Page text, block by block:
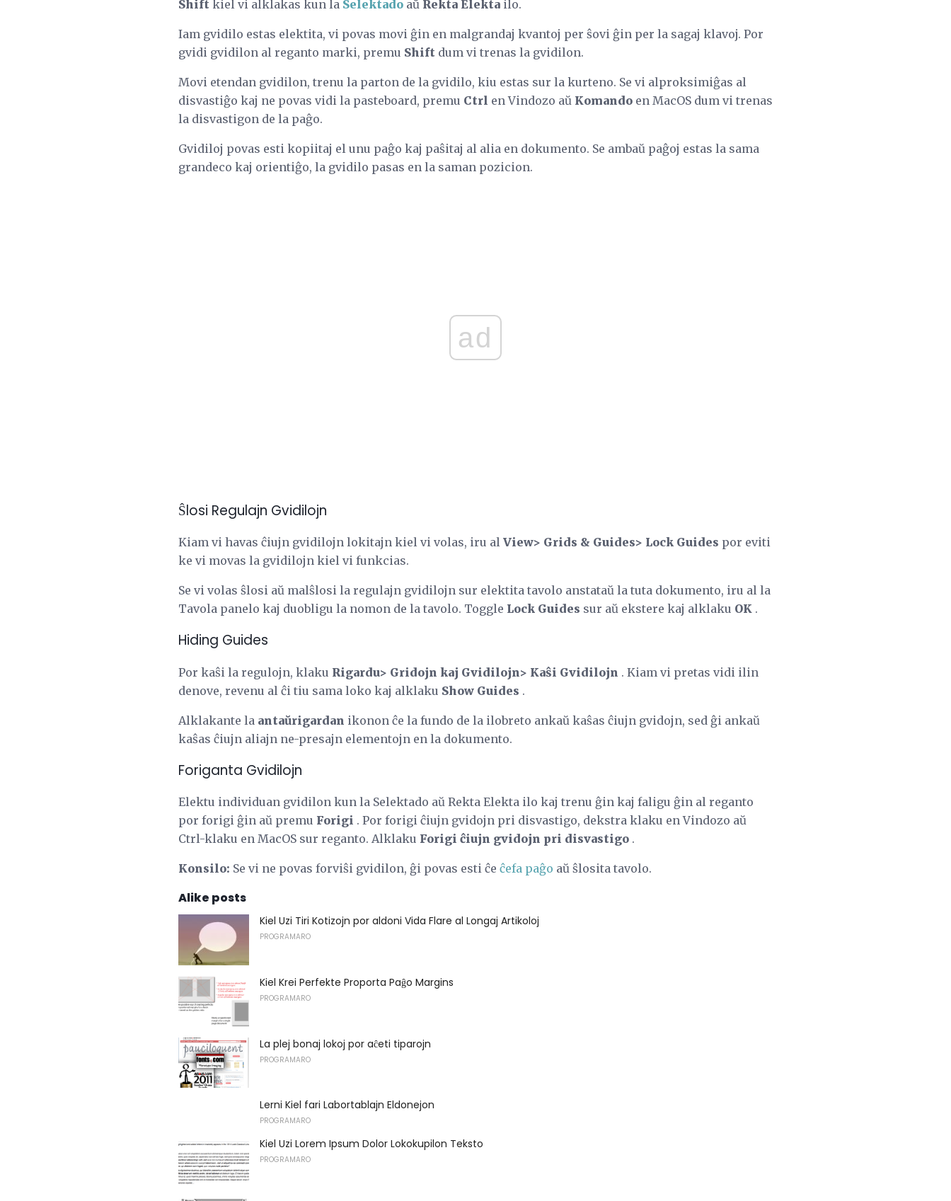
Shift kiel vi alklakas kun la Selektado aŭ Rekta Elekta ilo.
Iam gvidilo estas elektita, vi povas movi ĝin en malgrandaj kvantoj per ŝovi ĝin per la sagaj klavoj. Por
gvidi gvidilon al reganto marki, premu Shift dum vi trenas la gvidilon.
Movi etendan gvidilon, trenu la parton de la gvidilo, kiu estas sur la kurteno. Se vi alproksimiĝas al
disvastiĝo kaj ne povas vidi la pasteboard, premu Ctrl en Vindozo aŭ Komando en MacOS dum vi trenas
la disvastigon de la paĝo.
Gvidiloj povas esti kopiitaj el unu paĝo kaj paŝitaj al alia en dokumento. Se ambaŭ paĝoj estas la sama
grandeco kaj orientiĝo, la gvidilo pasas en la saman pozicion.
ad
Ŝlosi Regulajn Gvidilojn
Kiam vi havas ĉiujn gvidilojn lokitajn kiel vi volas, iru al View> Grids & Guides> Lock Guides por eviti
ke vi movas la gvidilojn kiel vi funkcias.
Se vi volas ŝlosi aŭ malŝlosi la regulajn gvidilojn sur elektita tavolo anstataŭ la tuta dokumento, iru al la
Tavola panelo kaj duobligu la nomon de la tavolo. Toggle Lock Guides sur aŭ ekstere kaj alklaku OK .
Hiding Guides
Por kaŝi la regulojn, klaku Rigardu> Gridojn kaj Gvidilojn> Kaŝi Gvidilojn . Kiam vi pretas vidi ilin
denove, revenu al ĉi tiu sama loko kaj alklaku Show Guides .
Alklakante la antaŭrigardan ikonon ĉe la fundo de la ilobreto ankaŭ kaŝas ĉiujn gvidojn, sed ĝi ankaŭ
kaŝas ĉiujn aliajn ne-presajn elementojn en la dokumento.
Foriganta Gvidilojn
Elektu individuan gvidilon kun la Selektado aŭ Rekta Elekta ilo kaj trenu ĝin kaj faligu ĝin al reganto
por forigi ĝin aŭ premu Forigi . Por forigi ĉiujn gvidojn pri disvastigo, dekstra klaku en Vindozo aŭ
Ctrl-klaku en MacOS sur reganto. Alklaku Forigi ĉiujn gvidojn pri disvastigo .
Konsilo: Se vi ne povas forviŝi gvidilon, ĝi povas esti ĉe ĉefa paĝo aŭ ŝlosita tavolo.
Alike posts
Kiel Uzi Tiri Kotizojn por aldoni Vida Flare al Longaj Artikoloj
PROGRAMARO
Kiel Krei Perfekte Proporta Paĝo Margins
PROGRAMARO
La plej bonaj lokoj por aĉeti tiparojn
PROGRAMARO
Lerni Kiel fari Labortablajn Eldonejon
PROGRAMARO
Kiel Uzi Lorem Ipsum Dolor Lokokupilon Teksto
PROGRAMARO